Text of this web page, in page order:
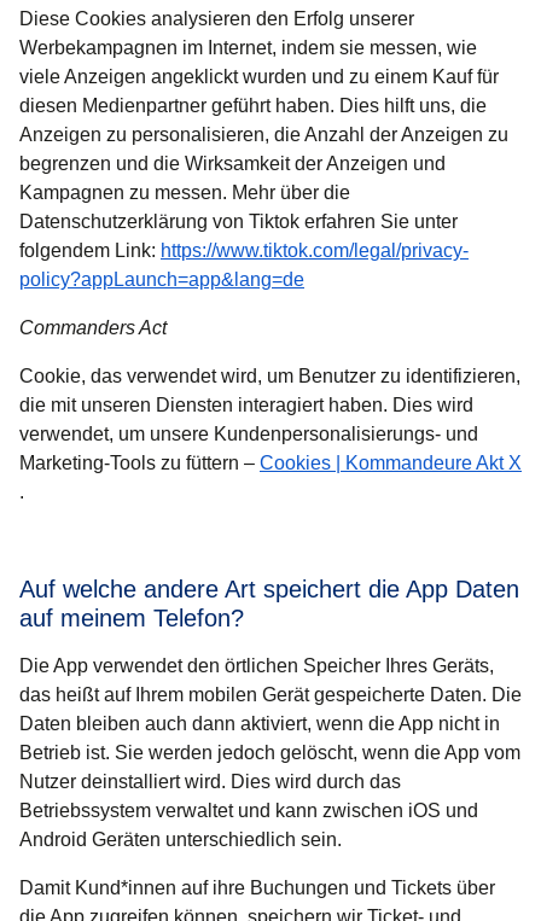
Diese Cookies analysieren den Erfolg unserer
Werbekampagnen im Internet, indem sie messen, wie
viele Anzeigen angeklickt wurden und zu einem Kauf für
diesen Medienpartner geführt haben. Dies hilft uns, die
Anzeigen zu personalisieren, die Anzahl der Anzeigen zu
begrenzen und die Wirksamkeit der Anzeigen und
Kampagnen zu messen. Mehr über die
Datenschutzerklärung von Tiktok erfahren Sie unter
folgendem Link: https://www.tiktok.com/legal/privacy-
policy?appLaunch=app&lang=de(
Commanders Act
Cookie, das verwendet wird, um Benutzer zu identifizieren,
die mit unseren Diensten interagiert haben. Dies wird
verwendet, um unsere Kundenpersonalisierungs- und
Marketing-Tools zu füttern – Cookies | Kommandeure Akt X
.
Auf welche andere Art speichert die App Daten
auf meinem Telefon?
Die App verwendet den örtlichen Speicher Ihres Geräts,
das heißt auf Ihrem mobilen Gerät gespeicherte Daten. Die
Daten bleiben auch dann aktiviert, wenn die App nicht in
Betrieb ist. Sie werden jedoch gelöscht, wenn die App vom
Nutzer deinstalliert wird. Dies wird durch das
Betriebssystem verwaltet und kann zwischen iOS und
Android Geräten unterschiedlich sein.
Damit Kund*innen auf ihre Buchungen und Tickets über
die App zugreifen können, speichern wir Ticket- und